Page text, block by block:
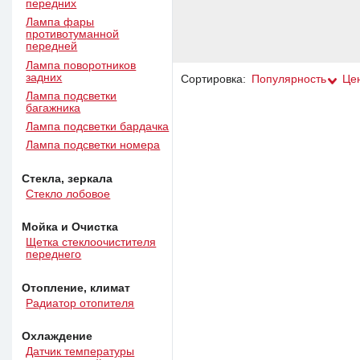
передних
Лампа фары
противотуманной
передней
Лампа поворотников
задних
Лампа подсветки
багажника
Лампа подсветки бардачка
Лампа подсветки номера
Стекла, зеркала
Стекло лобовое
Мойка и Очистка
Щетка стеклоочистителя
переднего
Отопление, климат
Радиатор отопителя
Охлаждение
Датчик температуры
Сортировка: Популярность